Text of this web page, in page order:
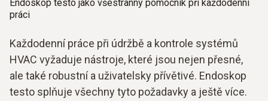
Endoskop testo jako všestranný pomocník při každodenní
práci
Každodenní práce při údržbě a kontrole systémů
HVAC vyžaduje nástroje, které jsou nejen přesné,
ale také robustní a uživatelsky přívětivé. Endoskop
testo splňuje všechny tyto požadavky a ještě více.